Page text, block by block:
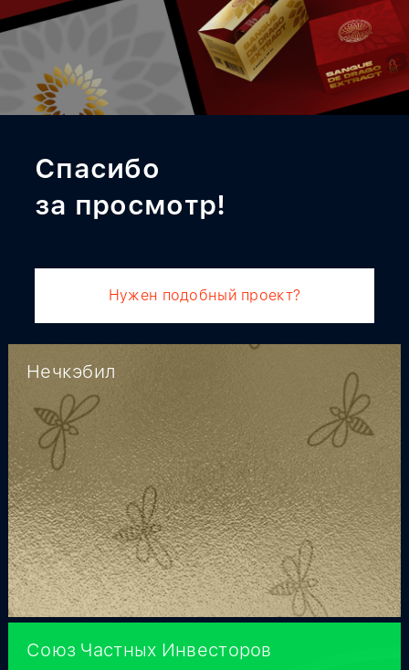
Спасибо
за просмотр!
Нужен подобный проект?
Нечкэбил
Союз Частных Инвесторов